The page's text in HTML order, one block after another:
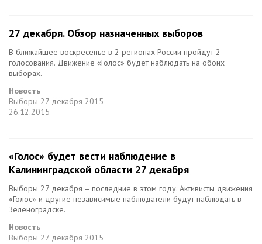
27 декабря. Обзор назначенных выборов
В ближайшее воскресенье в 2 регионах России пройдут 2
голосования. Движение «Голос» будет наблюдать на обоих
выборах.
Новость
Выборы 27 декабря 2015
26.12.2015
«Голос» будет вести наблюдение в
Калининградской области 27 декабря
Выборы 27 декабря – последние в этом году. Активисты движения
«Голос» и другие независимые наблюдатели будут наблюдать в
Зеленоградске.
Новость
Выборы 27 декабря 2015